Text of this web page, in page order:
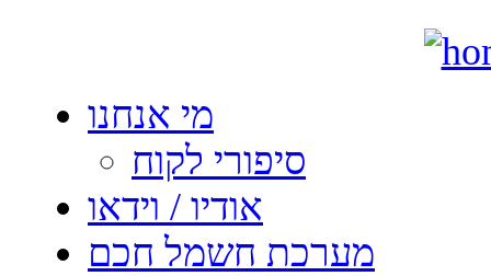
מי אנחנו
סיפורי לקוח
אודיו / וידאו
מערכת חשמל חכם